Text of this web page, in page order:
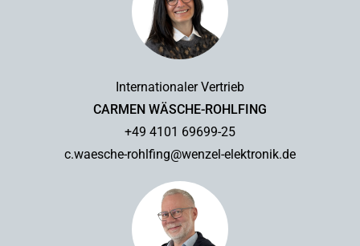
Internationaler Vertrieb
CARMEN WÄSCHE-ROHLFING
+49 4101 69699-25
c.waesche-rohlfing@wenzel-elektronik.de